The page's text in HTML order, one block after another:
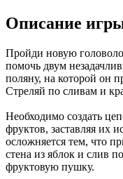
Описание
Пройди новую
помочь двум
поляну, на которой он
Стреляй по сливам и
Необходимо создать
фруктов, заставляя их
осложняется тем, что
стена из яблок и слив
фруктовую пушку.